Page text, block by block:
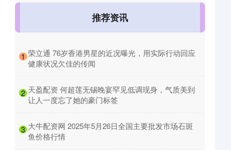
推荐资讯
1 ​荣立通 76岁香港男星的近况曝光，用实际行动回应
健康状况欠佳的传闻
2 ​天盈配资 何超莲无锡晚宴罕见低调现身，气质美到
让人一度忘了她的豪门标签
3 ​大牛配资网 2025年5月26日全国主要批发市场石斑
鱼价格行情